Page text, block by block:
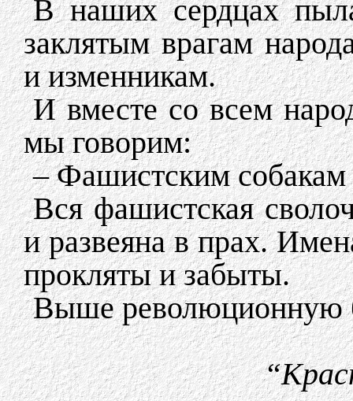
В наших сердцах
заклятым врагам
и изменникам.
И вместе со всем
мы говорим:
– Фашистским собакам
Вся фашистская
и развеяна в прах.
прокляты и забыты.
Выше революционную